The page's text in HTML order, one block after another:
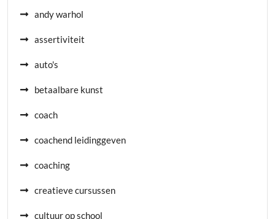
andy warhol
assertiviteit
auto's
betaalbare kunst
coach
coachend leidinggeven
coaching
creatieve cursussen
cultuur op school